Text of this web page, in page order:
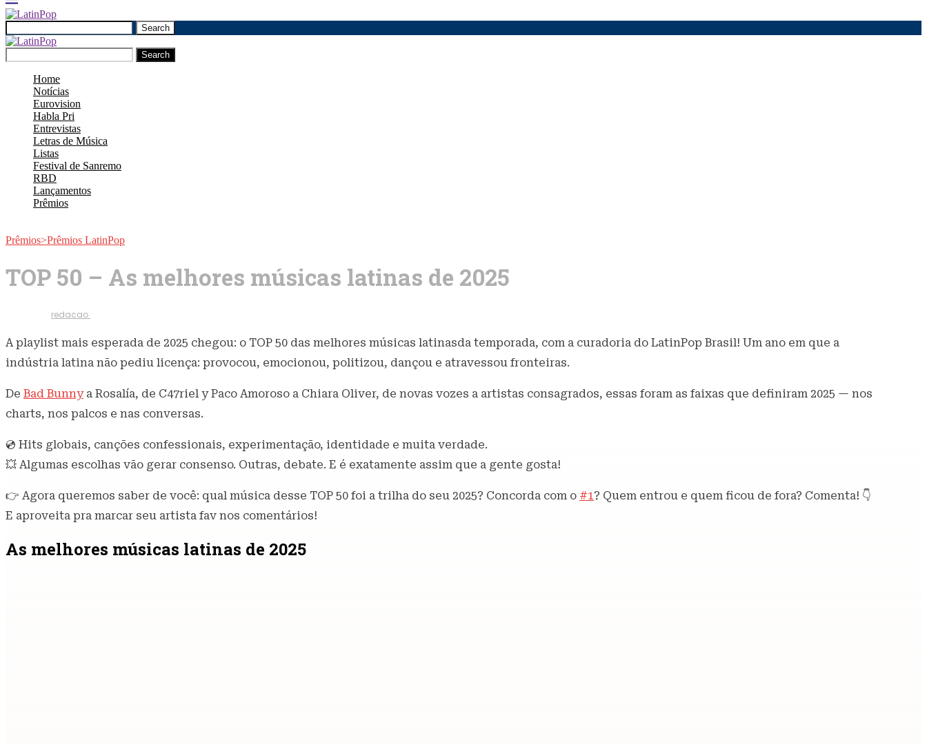
Search
Search
Home
Notícias
Eurovision
Habla Pri
Entrevistas
Letras de Música
Listas
Festival de Sanremo
RBD
Lançamentos
Prêmios
Prêmios>Prêmios LatinPop
TOP 50 – As melhores músicas latinas de 2025
redacao
A playlist mais esperada de 2025 chegou: o TOP 50 das melhores músicas latinasda temporada, com a curadoria do LatinPop Brasil! Um ano em que a
indústria latina não pediu licença: provocou, emocionou, politizou, dançou e atravessou fronteiras.
De Bad Bunnya Rosalía, de C47riel y Paco Amoroso a Chiara Oliver, de novas vozes a artistas consagrados, essas foram as faixas que definiram 2025 — nos
charts, nos palcos e nas conversas.
💿 Hits globais, canções confessionais, experimentação, identidade e muita verdade.
💥 Algumas escolhas vão gerar consenso. Outras, debate. E é exatamente assim que a gente gosta!
👉 Agora queremos saber de você: qual música desse TOP 50 foi a trilha do seu 2025? Concorda com o #1 ? Quem entrou e quem ficou de fora? Comenta! 👇
E aproveita pra marcar seu artista fav nos comentários!
As melhores músicas latinas de 2025